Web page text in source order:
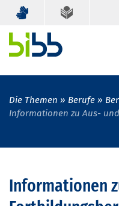
Die Themen Berufe
Informationen zu Aus-
Informationen